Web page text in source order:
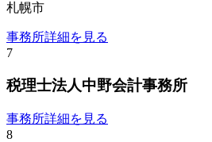
札幌市
事務所詳細を見る
7
税理士法人中野会計事務所
事務所詳細を見る
8